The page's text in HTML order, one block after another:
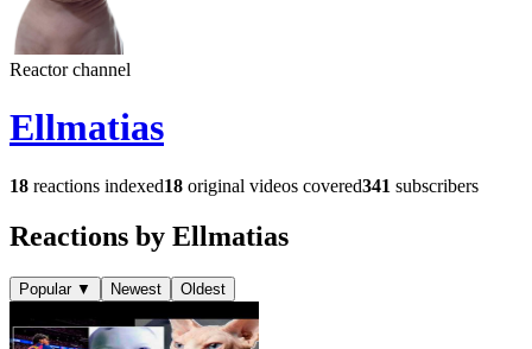
Reactor channel
Ellmatias
18 reactions indexed18 original videos covered341 subscribers
Reactions by Ellmatias
Popular ▼ Newest Oldest